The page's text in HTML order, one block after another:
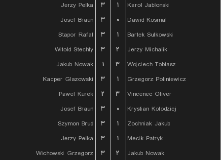
Jerzy Pelka
۳ ۱
Karol Jablonski
Josef Braun
۳ ۰
Dawid Kosmal
Stapor Rafal
۳ ۱
Bartek Sulkowski
Witold Stechly
۳ ۲
Jerzy Michalik
Jakub Nowak
۱ ۳
Wojciech Tobiasz
Kacper Glazowski
۳ ۱
Grzegorz Poliniewicz
Pawel Kurek
۲ ۳
Vincenec Oliver
Josef Braun
۳ ۰
Krystian Kolodziej
Szymon Brud
۳ ۱
Zochniak Jakub
Jerzy Pelka
۳ ۱
Mecik Patryk
Wichowski Grzegorz
۳ ۲
Jakub Nowak